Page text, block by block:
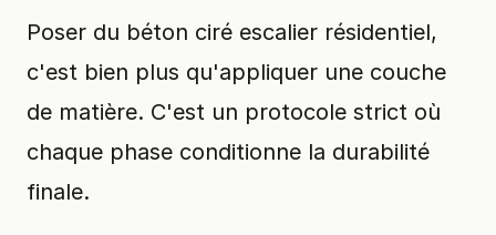
Poser du béton ciré escalier résidentiel,
c'est bien plus qu'appliquer une couche
de matière. C'est un protocole strict où
chaque phase conditionne la durabilité
finale.